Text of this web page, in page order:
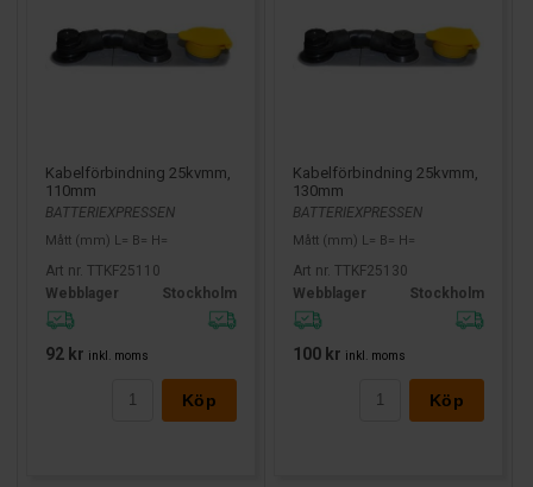
Kabelförbindning 25kvmm,
110mm
BATTERIEXPRESSEN
Mått (mm) L= B= H=
Art nr. TTKF25110
Webblager
Stockholm
92 kr inkl. moms
Köp
Kabelförbindning 25kvmm,
130mm
BATTERIEXPRESSEN
Mått (mm) L= B= H=
Art nr. TTKF25130
Webblager
Stockholm
100 kr inkl. moms
Köp